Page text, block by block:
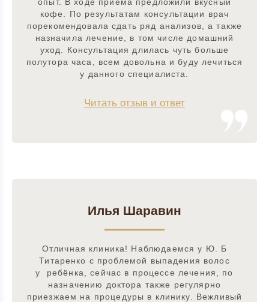
кофе. По результатам консультации врач
порекомендовала сдать ряд анализов, а также
назначила лечение, в том числе домашний
уход. Консультация длилась чуть больше
полутора часа, всем довольна и буду лечиться
у данного специалиста.
Читать отзыв и ответ
Илья Шаравин
Отличная клиника! Наблюдаемся у Ю. Б
Титаренко с проблемой выпадения волос
у ребёнка, сейчас в процессе лечения, по
назначению доктора также регулярно
приезжаем на процедуры в клинику. Вежливый